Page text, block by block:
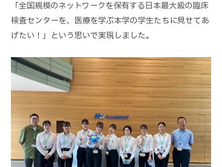
「全国規模のネットワークを保有する日本最大級の臨床
検査センターを、医療を学ぶ本学の学生たちに見せてあ
げたい！」という思いで実現しました。